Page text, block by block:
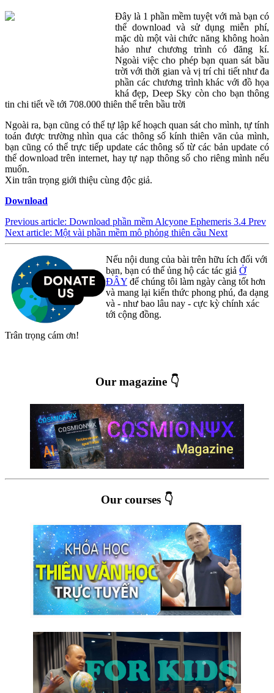
Đây là 1 phần mềm tuyệt với mà bạn có
thể download và sử dụng miễn phí,
mặc dù một vài chức năng không hoàn
hảo như chương trình có đăng kí.
Ngoài việc cho phép bạn quan sát bầu
trời với thời gian và vị trí chi tiết như đa
phần các chương trình khác với đồ họa
khá đẹp, Deep Sky còn cho bạn thông
tin chi tiết về tới 708.000 thiên thể trên bầu trời
Ngoài ra, bạn cũng có thể tự lập kế hoạch quan sát cho mình, tự tính
toán được trường nhìn qua các thông số kính thiên văn của mình,
bạn cũng có thể trực tiếp update các thông số từ các bản update có
thể download trên internet, hay tự nạp thông số cho riêng mình nếu
muốn.
Xin trân trọng giới thiệu cùng độc giả.
Download
Previous article: Download phần mềm Alcyone Ephemeris 3.4 Prev
Next article: Một vài phần mềm mô phỏng thiên cầu Next
Nếu nội dung của bài trên hữu ích đối với
bạn, bạn có thể ủng hộ các tác giả Ở
ĐÂY để chúng tôi làm ngày càng tốt hơn
và mang lại kiến thức phong phú, đa dạng
và - như bao lâu nay - cực kỳ chính xác
tới cộng đồng.
Trân trọng cám ơn!
Our magazine 👇
Our courses 👇